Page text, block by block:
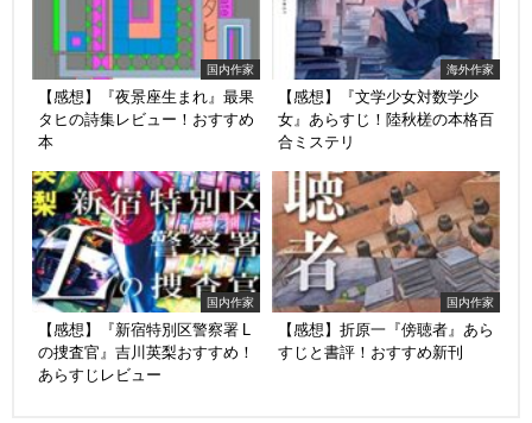
国内作家
【感想】『夜景座生まれ』最果
タヒの詩集レビュー！おすすめ
本
海外作家
【感想】『文学少女対数学少
女』あらすじ！陸秋槎の本格百
合ミステリ
国内作家
【感想】『新宿特別区警察署 L
の捜査官』吉川英梨おすすめ！
あらすじレビュー
国内作家
【感想】折原一『傍聴者』あら
すじと書評！おすすめ新刊